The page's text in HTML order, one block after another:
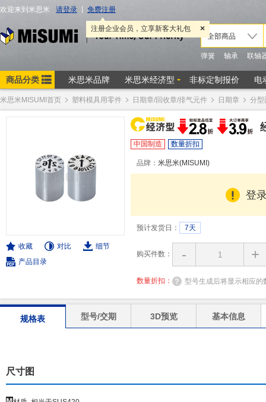
米思米MISUMI首页 塑料模具用零件 日期章/回收章/排气元件 日期章 分型
收藏 对比
细节
产品目录
中国制造 数量折扣
品牌： 米思米(MISUMI)
登
预计发货日： 7天
购买件数： - +
数量折扣： 型号生成后将显示相应的
规格表 型号/交期 3D预览 基本信息
尺寸图